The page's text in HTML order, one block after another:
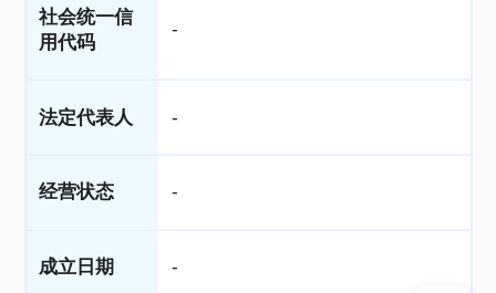
社会统一信
用代码
-
法定代表人 -
经营状态 -
成立日期 -